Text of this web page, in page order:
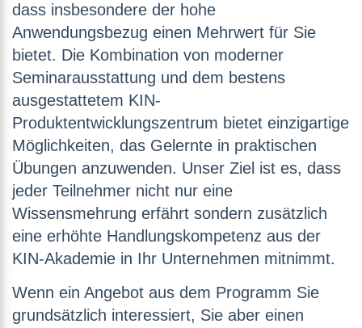
dass insbesondere der hohe
Anwendungsbezug einen Mehrwert für Sie
bietet. Die Kombination von moderner
Seminarausstattung und dem bestens
ausgestattetem KIN-
Produktentwicklungszentrum bietet einzigartige
Möglichkeiten, das Gelernte in praktischen
Übungen anzuwenden. Unser Ziel ist es, dass
jeder Teilnehmer nicht nur eine
Wissensmehrung erfährt sondern zusätzlich
eine erhöhte Handlungskompetenz aus der
KIN-Akademie in Ihr Unternehmen mitnimmt.
Wenn ein Angebot aus dem Programm Sie
grundsätzlich interessiert, Sie aber einen